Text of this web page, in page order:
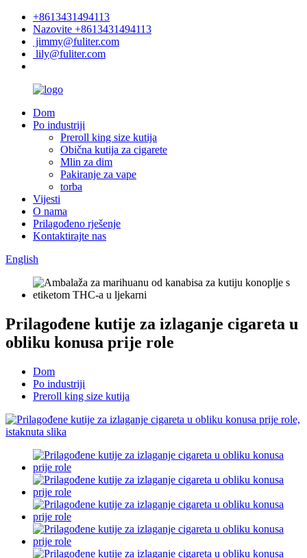
+8613431494113
Nazovite +8613431494113
jimmy@fuliter.com
lily@fuliter.com
Dom
Po industriji
Preroll king size kutija
Obična kutija za cigarete
Mlin za dim
Pakiranje za vape
torba
Vijesti
O nama
Prilagođeno rješenje
Kontaktirajte nas
English
Prilagođene kutije za izlaganje cigareta u
obliku konusa prije role
Dom
Po industriji
Preroll king size kutija